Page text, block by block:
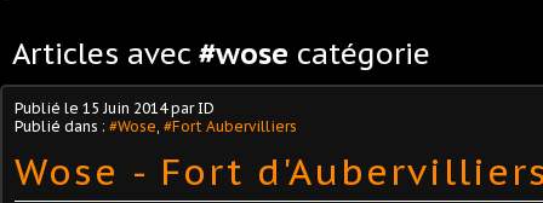
Articles avec #wose catégorie
Publié le 15 Juin 2014par ID
Publié dans : #Wose, #Fort Aubervilliers
Wose - Fort